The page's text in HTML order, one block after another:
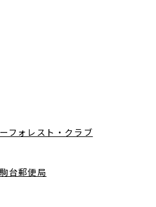
フォレスト・クラブ
台郵便局